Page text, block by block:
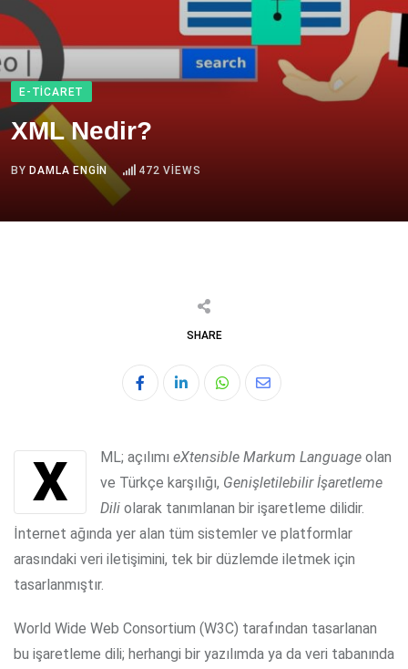
E-TICARET
XML Nedir?
BY DAMLA ENGIN 472 VIEWS
SHARE
Whatsapp
Share
XML; açılımı eXtensible Markum Language olan
ve Türkçe karşılığı, Genişletilebilir İşaretleme
Dili olarak tanımlanan bir işaretleme dilidir.
İnternet ağında yer alan tüm sistemler ve platformlar
arasındaki veri iletişimini, tek bir düzlemde iletmek için
tasarlanmıştır.
World Wide Web Consortium (W3C) tarafından tasarlanan
bu işaretleme dili; herhangi bir yazılımda ya da veri tabanında